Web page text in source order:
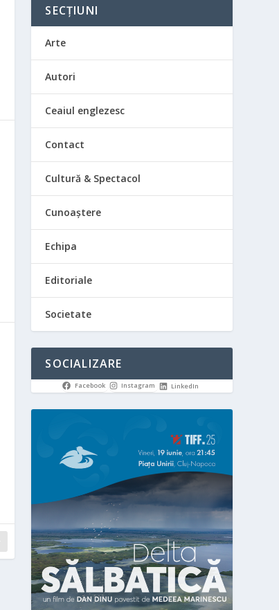
SECȚIUNI
Arte
Autori
Ceaiul englezesc
Contact
Cultură & Spectacol
Cunoaștere
Echipa
Editoriale
Societate
SOCIALIZARE
Facebook Instagram LinkedIn